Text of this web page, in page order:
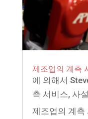
제조업의 계측
에 의해서
측 서비스, 사설
제조업의 계측